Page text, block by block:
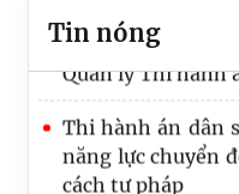
hành án
Quy định số 20-
trong tổ chức
Lãnh đạo Cục
Tin nóng
Công bố Quyết
Quản lý Thi hành
năng lực chuyển
cách tư pháp